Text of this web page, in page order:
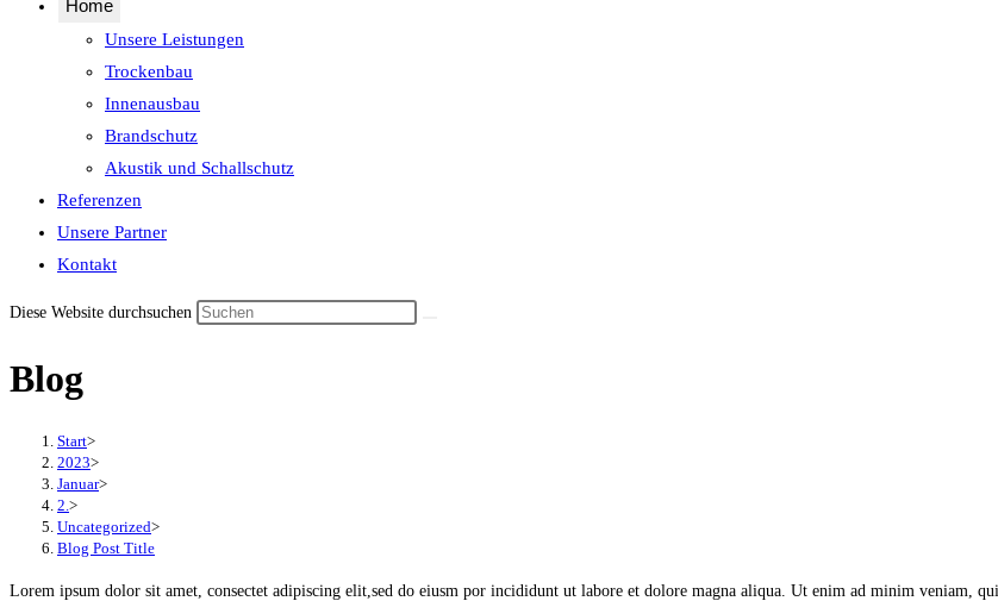
Home
Unsere Leistungen
Trockenbau
Innenausbau
Brandschutz
Akustik und Schallschutz
Referenzen
Unsere Partner
Kontakt
Diese Website durchsuchen
Blog
Start>
2023>
Januar>
2. >
Uncategorized>
Blog Post Title
Lorem ipsum dolor sit amet, consectet adipiscing elit,sed do eiusm por incididunt ut labore et dolore magna aliqua. Ut enim ad minim veniam,